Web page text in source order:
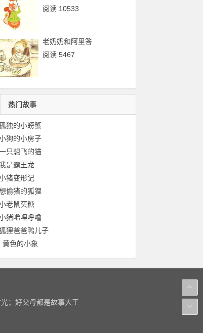
阅读 10533
老奶奶和阿里答
阅读 5467
热门故事
独的小螃蟹
狗的小房子
只想飞的猫
是霸王龙
猪变形记
偷猪的狐狸
老鼠买糖
猪唏哩呼噜
狸爸爸鸭儿子
黄色的小象
；好父母都是故事大王